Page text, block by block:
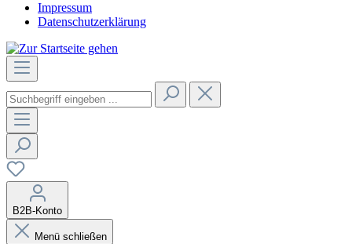
Impressum
Datenschutzerklärung
B2B-Konto
Menü schließen